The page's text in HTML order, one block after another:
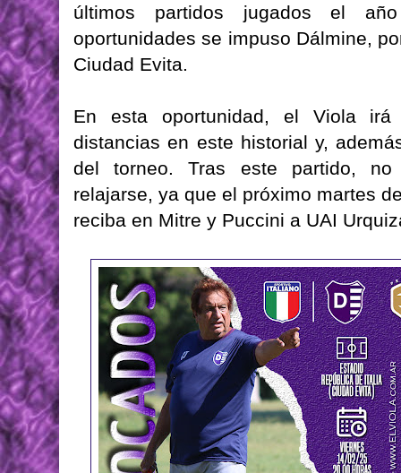
últimos partidos jugados el
oportunidades se impuso Dálmine,
Ciudad Evita.
En esta oportunidad, el Viola
distancias en este historial y,
del torneo. Tras este partido, no
relajarse, ya que el próximo martes
reciba en Mitre y Puccini a UAI